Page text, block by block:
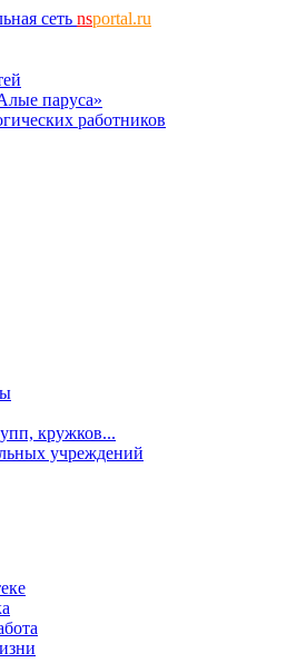
сеть nsportal.ru
паруса»
работников
кружков...
учреждений